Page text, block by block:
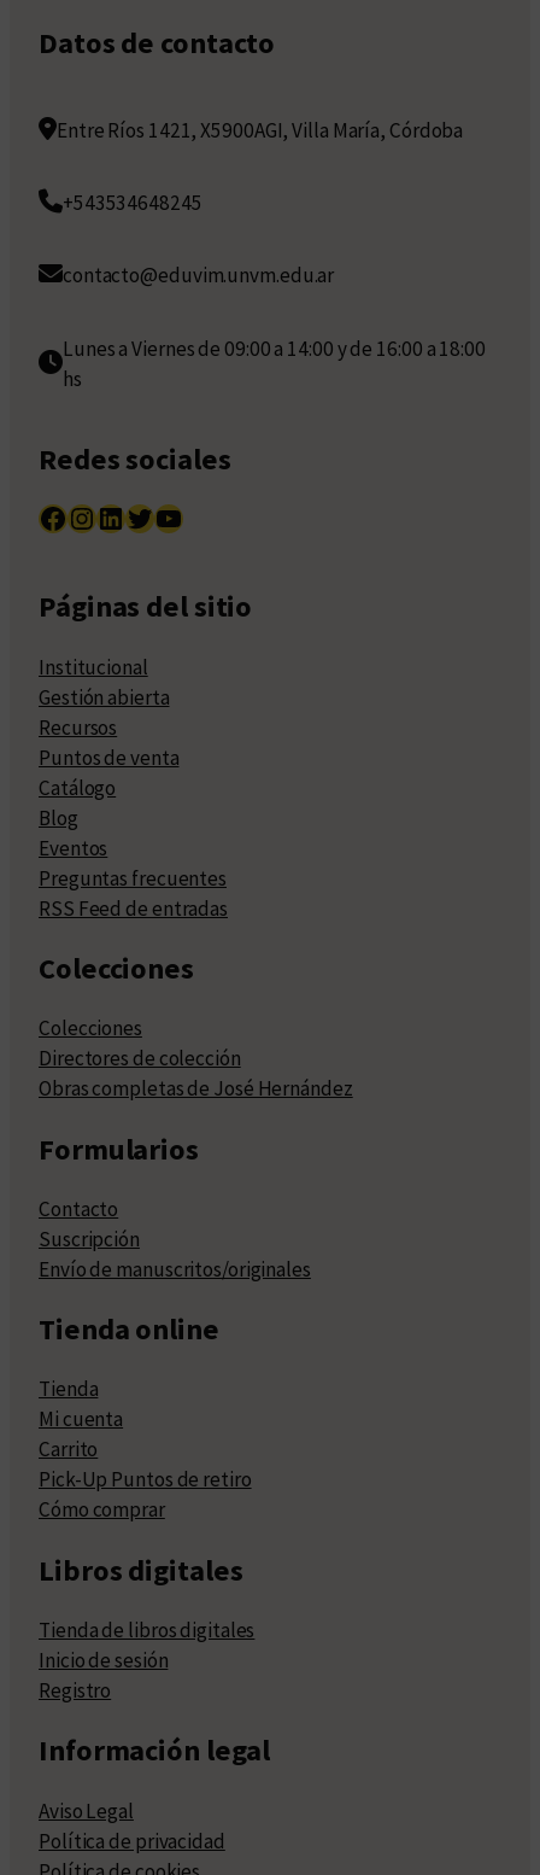
Datos de contacto
Entre Ríos 1421, X5900AGI, Villa María, Córdoba
+543534648245
contacto@eduvim.unvm.edu.ar
Lunes a Viernes de 09:00 a 14:00 y de 16:00 a 18:00
hs
Redes sociales
Facebook InstagramLinkedIn Twitter YouTube
Páginas del sitio
Institucional
Gestión abierta
Recursos
Puntos de venta
Catálogo
Blog
Eventos
Preguntas frecuentes
RSS Feed de entradas
Colecciones
Colecciones
Directores de colección
Obras completas de José Hernández
Formularios
Contacto
Suscripción
Envío de manuscritos/originales
Tienda online
Tienda
Mi cuenta
Carrito
Pick-Up Puntos de retiro
Cómo comprar
Libros digitales
Tienda de libros digitales
Inicio de sesión
Registro
Información legal
Aviso Legal
Política de privacidad